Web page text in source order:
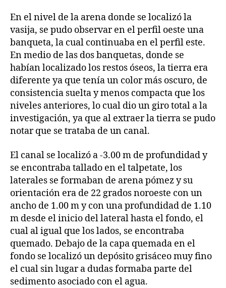
En el nivel de la arena donde se localizó la
vasija, se pudo observar en el perfil oeste una
banqueta, la cual continuaba en el perfil este.
En medio de las dos banquetas, donde se
habían localizado los restos óseos, la tierra era
diferente ya que tenía un color más oscuro, de
consistencia suelta y menos compacta que los
niveles anteriores, lo cual dio un giro total a la
investigación, ya que al extraer la tierra se pudo
notar que se trataba de un canal.
El canal se localizó a -3.00 m de profundidad y
se encontraba tallado en el talpetate, los
laterales se formaban de arena pómez y su
orientación era de 22 grados noroeste con un
ancho de 1.00 m y con una profundidad de 1.10
m desde el inicio del lateral hasta el fondo, el
cual al igual que los lados, se encontraba
quemado. Debajo de la capa quemada en el
fondo se localizó un depósito grisáceo muy fino
el cual sin lugar a dudas formaba parte del
sedimento asociado con el agua.